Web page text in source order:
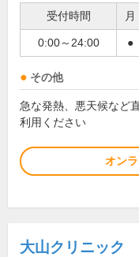
受付時間 月
0:00～24:00 ●
その他
急な発熱、悪天候など
利用ください
オン
大山クリニック